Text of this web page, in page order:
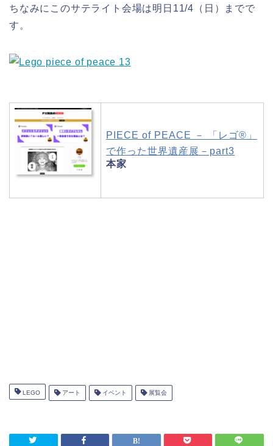
ちなみにこのサテライト会場は明日11/4（日）までで
す。
PIECE of PEACE － 「レゴ®」
で作った世界遺産展－part3
本家
LEGO アート イベント 展覧会